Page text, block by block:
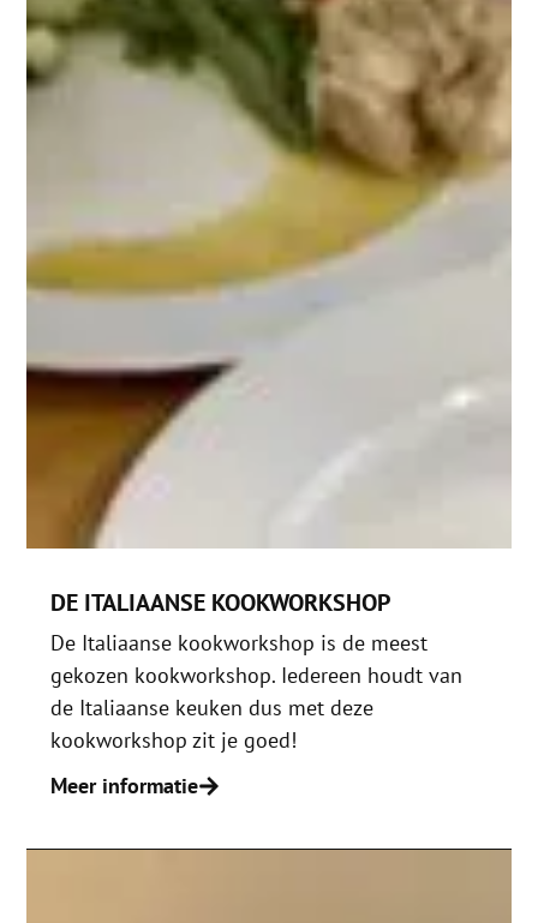
DE ITALIAANSE KOOKWORKSHOP
De Italiaanse kookworkshop is de meest
gekozen kookworkshop. Iedereen houdt van
de Italiaanse keuken dus met deze
kookworkshop zit je goed!
Meer informatie